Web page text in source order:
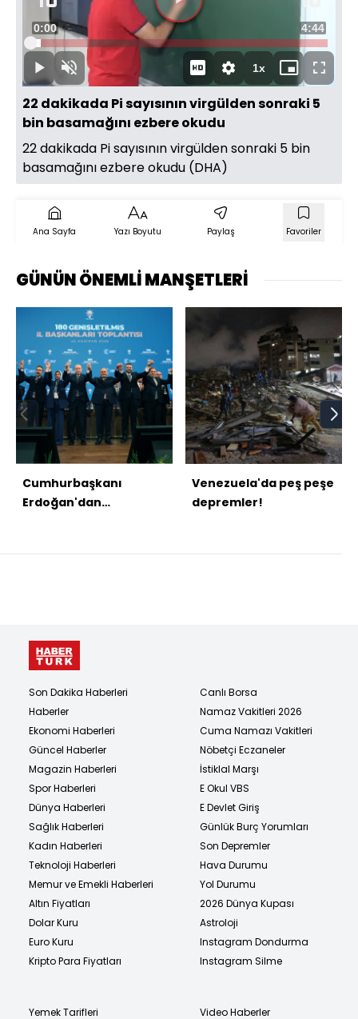
Videoyu
Oynat
OynatSesi
Aç
Süre
0:00 Toplam
Süre
4:44
Yüklendi:
3.49%
1xOynatma
Hızı
Mini
oynatıcı
Tam
Ekran
22 dakikada Pi sayısının virgülden sonraki 5
bin basamağını ezbere okudu
22 dakikada Pi sayısının virgülden sonraki 5 bin
basamağını ezbere okudu (DHA)
Ana Sayfa Yazı Boyutu Paylaş Favoriler
GÜNÜN ÖNEMLİ MANŞETLERİ
Cumhurbaşkanı
Erdoğan'dan
Venezuela'da peş peşe
depremler!
Son Dakika Haberleri
Haberler
Ekonomi Haberleri
Güncel Haberler
Magazin Haberleri
Spor Haberleri
Dünya Haberleri
Sağlık Haberleri
Kadın Haberleri
Teknoloji Haberleri
Memur ve Emekli Haberleri
Altın Fiyatları
Dolar Kuru
Euro Kuru
Kripto Para Fiyatları
Canlı Borsa
Namaz Vakitleri 2026
Cuma Namazı Vakitleri
Nöbetçi Eczaneler
İstiklal Marşı
E Okul VBS
E Devlet Giriş
Günlük Burç Yorumları
Son Depremler
Hava Durumu
Yol Durumu
2026 Dünya Kupası
Astroloji
Instagram Dondurma
Instagram Silme
Yemek Tarifleri
Video Haberler